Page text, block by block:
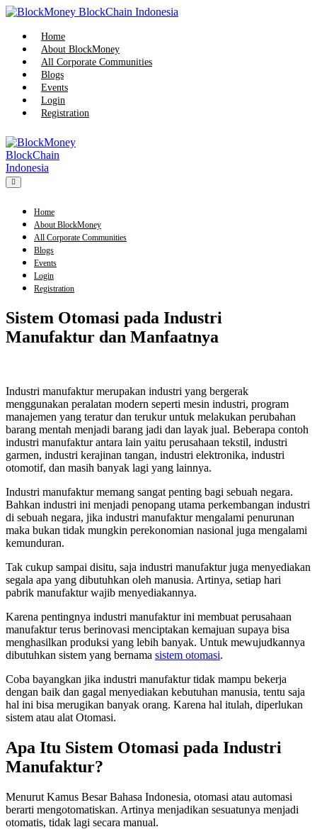
Skip
content
Home
About BlockMoney
All Corporate Communities
Blogs
Events
Login
Registration
Menu
Home
About BlockMoney
All Corporate Communities
Blogs
Events
Login
Registration
Sistem Otomasi pada Industri
Manufaktur dan Manfaatnya
Industri manufaktur merupakan industri yang bergerak
menggunakan peralatan modern seperti mesin industri, program
manajemen yang teratur dan terukur untuk melakukan perubahan
barang mentah menjadi barang jadi dan layak jual. Beberapa contoh
industri manufaktur antara lain yaitu perusahaan tekstil, industri
garmen, industri kerajinan tangan, industri elektronika, industri
otomotif, dan masih banyak lagi yang lainnya.
Industri manufaktur memang sangat penting bagi sebuah negara.
Bahkan industri ini menjadi penopang utama perkembangan industri
di sebuah negara, jika industri manufaktur mengalami penurunan
maka bukan tidak mungkin perekonomian nasional juga mengalami
kemunduran.
Tak cukup sampai disitu, saja industri manufaktur juga menyediakan
segala apa yang dibutuhkan oleh manusia. Artinya, setiap hari
pabrik manufaktur wajib menyediakannya.
Karena pentingnya industri manufaktur ini membuat perusahaan
manufaktur terus berinovasi menciptakan kemajuan supaya bisa
menghasilkan produksi yang lebih banyak. Untuk mewujudkannya
dibutuhkan sistem yang bernama sistem otomasi.
Coba bayangkan jika industri manufaktur tidak mampu bekerja
dengan baik dan gagal menyediakan kebutuhan manusia, tentu saja
hal ini bisa merugikan banyak orang. Karena hal itulah, diperlukan
sistem atau alat Otomasi.
Apa Itu Sistem Otomasi pada Industri
Manufaktur?
Menurut Kamus Besar Bahasa Indonesia, otomasi atau automasi
berarti mengotomatiskan. Artinya menjadikan sesuatunya menjadi
otomatis, tidak lagi secara manual.